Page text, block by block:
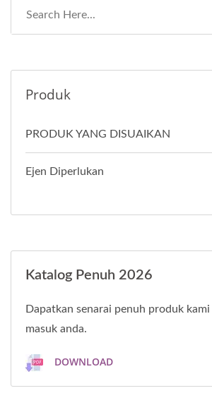
Produk
PRODUK YANG DISUAIKAN
Ejen Diperlukan
Katalog Penuh 2026
Dapatkan senarai penuh produk
masuk anda.
DOWNLOAD